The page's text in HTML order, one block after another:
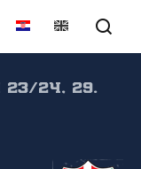
24, 29.